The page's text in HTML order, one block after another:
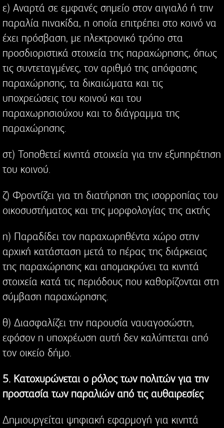
ε) Αναρτά σε εμφανές σημείο στον αιγιαλό ή την
παραλία πινακίδα, η οποία επιτρέπει στο κοινό να
έχει πρόσβαση, με ηλεκτρονικό τρόπο στα
προσδιοριστικά στοιχεία της παραχώρησης, όπως
τις συντεταγμένες, τον αριθμό της απόφασης
παραχώρησης, τα δικαιώματα και τις
υποχρεώσεις του κοινού και του
παραχωρησιούχου και το διάγραμμα της
παραχώρησης.
στ) Τοποθετεί κινητά στοιχεία για την εξυπηρέτηση
του κοινού.
ζ) Φροντίζει για τη διατήρηση της ισορροπίας του
οικοσυστήματος και της μορφολογίας της ακτής
η) Παραδίδει τον παραχωρηθέντα χώρο στην
αρχική κατάσταση μετά το πέρας της διάρκειας
της παραχώρησης και απομακρύνει τα κινητά
στοιχεία κατά τις περιόδους που καθορίζονται στη
σύμβαση παραχώρησης.
θ) Διασφαλίζει την παρουσία ναυαγοσώστη,
εφόσον η υποχρέωση αυτή δεν καλύπτεται από
τον οικείο δήμο.
5. Κατοχυρώνεται ο ρόλος των πολιτών για την
προστασία των παραλιών από τις αυθαιρεσίες
Δημιουργείται ψηφιακή εφαρμογή για κινητά